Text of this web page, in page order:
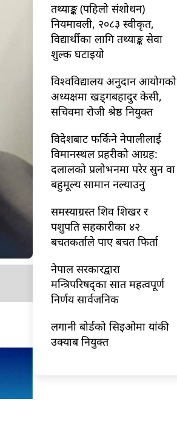
तथ्याङ्क (पहिलो संशोधन)
नियमावली, २०८३ स्वीकृत,
विद्यार्थीका लागि तथ्याङ्क सेवा
शुल्क घटाइयो
विश्वविद्यालय अनुदान आयोगको
अध्यक्षमा खड्गबहादुर केसी,
सचिवमा रोजी श्रेष्ठ नियुक्त
विदेशबाट फर्किने नेपालीलाई
विमानस्थल प्रहरीको आग्रह:
दलालको प्रलोभनमा परेर सुन वा
बहुमूल्य सामान नल्याउनु
समस्याग्रस्त शिव शिखर र
पशुपति सहकारीका ४२
बचतकर्ताले पाए बचत फिर्ता
नेपाल सरकारद्वारा
मन्त्रिपरिषद्का सात महत्वपूर्ण
निर्णय सार्वजनिक
लगानी बोर्डको सिइओमा यांकी
उक्याब नियुक्त